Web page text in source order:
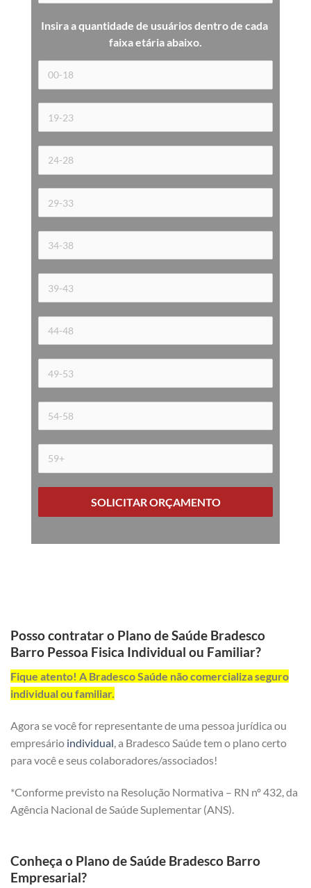
faixa etária abaixo.
SOLICITAR ORÇAMENTO
Posso contratar o Plano de Saúde Bradesco
Barro Pessoa Fisica Individual ou Familiar?
Fique atento! A Bradesco Saúde não comercializa seguro
individual ou familiar.
Agora se você for representante de uma pessoa jurídica ou
empresário individual , a Bradesco Saúde tem o plano certo
para você e seus colaboradores/associados!
*Conforme previsto na Resolução Normativa – RN nº 432, da
Agência Nacional de Saúde Suplementar (ANS).
Conheça o Plano de Saúde Bradesco Barro
Empresarial?